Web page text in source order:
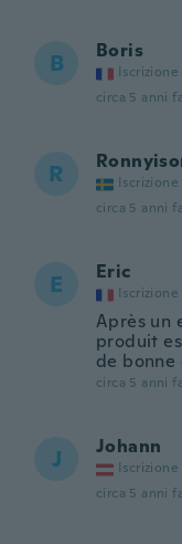
B Boris
Iscrizione
circa 5 anni fa
R Iscrizione
circa 5 anni fa
E Eric
Iscrizione
Après un
produit
de bonne
circa 5 anni fa
J Johann
Iscrizione
circa 5 anni fa